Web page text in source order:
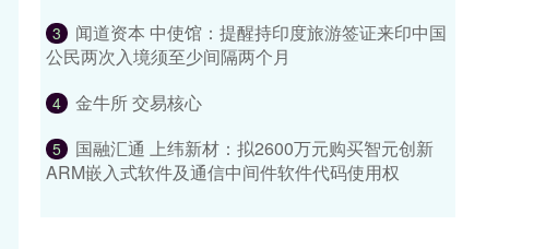
3
闻道资本 中使馆：提醒持印度旅游签证来印中国
公民两次入境须至少间隔两个月
4 金牛所 交易核心
5
国融汇通 上纬新材：拟2600万元购买智元创新
ARM嵌入式软件及通信中间件软件代码使用权